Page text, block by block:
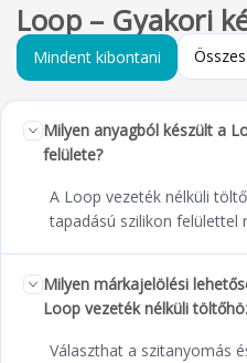
Loop – Gyakori
Mindent kibontani
Milyen anyagból készült a
felülete?
A Loop vezeték nélküli
tapadású szilikon felülettel
Milyen márkajelölési
Loop vezeték nélküli
Választhat a szitanyomás